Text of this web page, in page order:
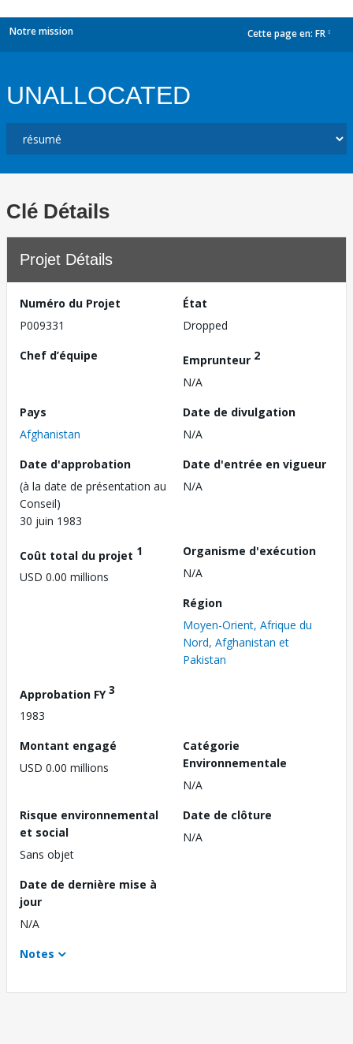
Notre mission Cette page en: FR
UNALLOCATED
Clé Détails
Projet Détails
Numéro du Projet
P009331
État
Dropped
Chef d’équipe
Emprunteur 2
N/A
Pays
Afghanistan
Date de divulgation
N/A
Date d'approbation
(à la date de présentation au
Conseil)
30 juin 1983
Date d'entrée en vigueur
N/A
Coût total du projet 1
USD 0.00 millions
Organisme d'exécution
N/A
Région
Moyen-Orient, Afrique du
Nord, Afghanistan et
Pakistan
Approbation FY3
1983
Montant engagé
USD 0.00 millions
Catégorie
Environnementale
N/A
Risque environnemental
et social
Sans objet
Date de clôture
N/A
Date de dernière mise à
jour
N/A
Notes